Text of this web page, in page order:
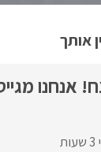
אותך
אנחנו